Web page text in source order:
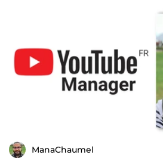
ManaChaumel